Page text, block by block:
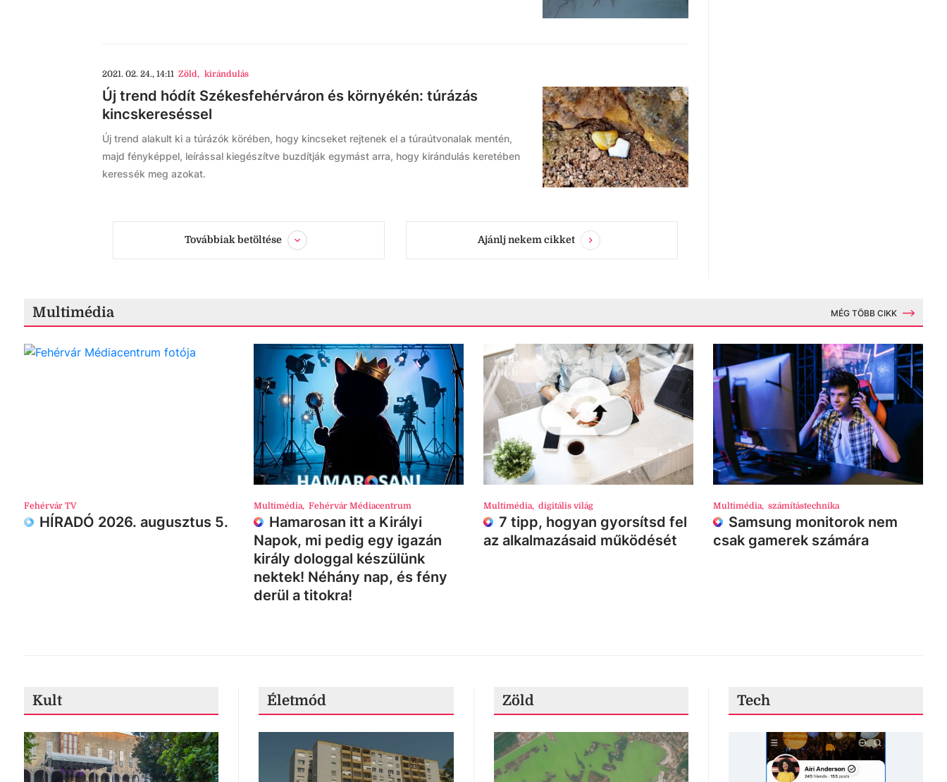
2021. 02. 24., 14:11 Zöld, kirándulás
Új trend hódít Székesfehérváron és környékén: túrázás
kincskereséssel
Új trend alakult ki a túrázók körében, hogy kincseket rejtenek el a túraútvonalak mentén,
majd fényképpel, leírással kiegészítve buzdítják egymást arra, hogy kirándulás keretében
keressék meg azokat.
Továbbiak betöltése Ajánlj nekem cikket
Multimédia MÉG TÖBB CIKK
Fehérvár TV
HÍRADÓ 2026. augusztus 5.
Multimédia, Fehérvár Médiacentrum
Hamarosan itt a Királyi
Napok, mi pedig egy igazán
király dologgal készülünk
nektek! Néhány nap, és fény
derül a titokra!
Multimédia, digitális világ
7 tipp, hogyan gyorsítsd fel
az alkalmazásaid működését
Multimédia, számítástechnika
Samsung monitorok nem
csak gamerek számára
Kult Életmód Zöld Tech